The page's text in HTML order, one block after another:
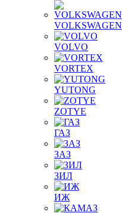
VOLKSWAGEN
VOLVO
VORTEX
YUTONG
ZOTYE
ГАЗ
ЗАЗ
ЗИЛ
ИЖ